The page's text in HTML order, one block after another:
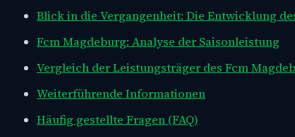
Blick in die Vergangenheit: Die Entwicklung
Fcm Magdeburg: Analyse der Saisonleistung
Vergleich der Leistungsträger des Fcm
Weiterführende Informationen
Häufig gestellte Fragen (FAQ)